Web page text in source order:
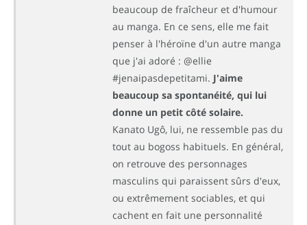
beaucoup de fraîcheur et d'humour
au manga. En ce sens, elle me fait
penser à l'héroïne d'un autre manga
que j'ai adoré : @ellie
#jenaipasdepetitami. J'aime
beaucoup sa spontanéité, qui lui
donne un petit côté solaire.
Kanato Ugô, lui, ne ressemble pas du
tout au bogoss habituels. En général,
on retrouve des personnages
masculins qui paraissent sûrs d'eux,
ou extrêmement sociables, et qui
cachent en fait une personnalité